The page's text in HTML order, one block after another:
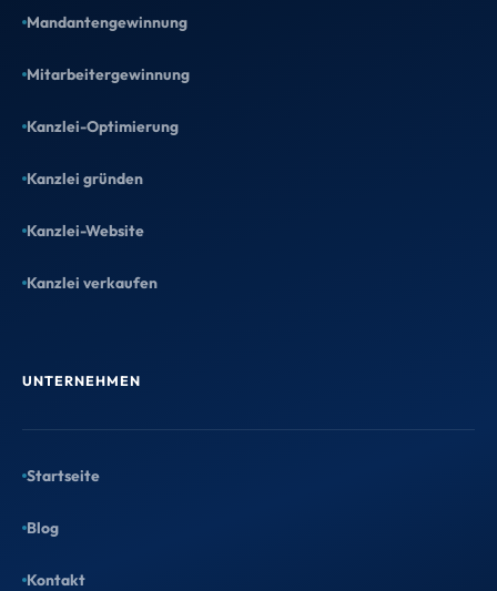
Mandantengewinnung
Mitarbeitergewinnung
Kanzlei-Optimierung
Kanzlei gründen
Kanzlei-Website
Kanzlei verkaufen
UNTERNEHMEN
Startseite
Blog
Kontakt